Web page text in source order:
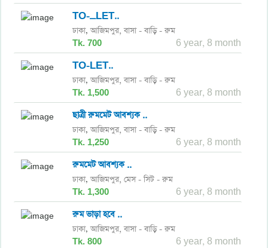
TO-_LET..
ঢাকা,আজিমপুর, বাসা - বাড়ি - রুম
Tk. 700 6 year, 8 month
TO-LET..
ঢাকা,আজিমপুর, বাসা - বাড়ি - রুম
Tk. 1,500 6 year, 8 month
ছাত্রী রুমমেট আবশ্যক ..
ঢাকা,আজিমপুর, বাসা - বাড়ি - রুম
Tk. 1,250 6 year, 8 month
রুমমেট আবশ্যক ..
ঢাকা,আজিমপুর, মেস - সিট - রুম
Tk. 1,300 6 year, 8 month
রুম ভাড়া হবে ..
ঢাকা,আজিমপুর, বাসা - বাড়ি - রুম
Tk. 800 6 year, 8 month